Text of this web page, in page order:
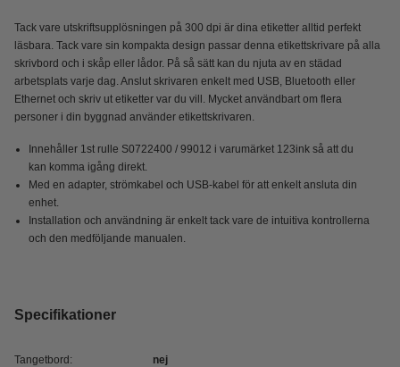
Tack vare utskriftsupplösningen på 300 dpi är dina etiketter alltid perfekt
läsbara. Tack vare sin kompakta design passar denna etikettskrivare på alla
skrivbord och i skåp eller lådor. På så sätt kan du njuta av en städad
arbetsplats varje dag. Anslut skrivaren enkelt med USB, Bluetooth eller
Ethernet och skriv ut etiketter var du vill. Mycket användbart om flera
personer i din byggnad använder etikettskrivaren.
Innehåller 1st rulle S0722400 / 99012 i varumärket 123ink så att du
kan komma igång direkt.
Med en adapter, strömkabel och USB-kabel för att enkelt ansluta din
enhet.
Installation och användning är enkelt tack vare de intuitiva kontrollerna
och den medföljande manualen.
Specifikationer
Tangetbord: nej